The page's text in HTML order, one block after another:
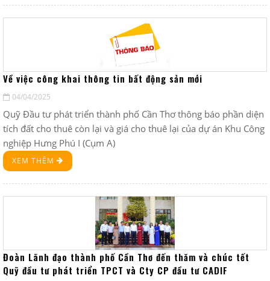
Về việc công khai thông tin bất động sản mới
04/04/2025
Quỹ Đầu tư phát triển thành phố Cần Thơ thông báo phần diện
tích đất cho thuê còn lại và giá cho thuê lại của dự án Khu Công
nghiệp Hưng Phú I (Cụm A)
XEM THÊM
Đoàn Lãnh đạo thành phố Cần Thơ đến thăm và chúc tết
Quỹ đầu tư phát triển TPCT và Cty CP đầu tư CADIF